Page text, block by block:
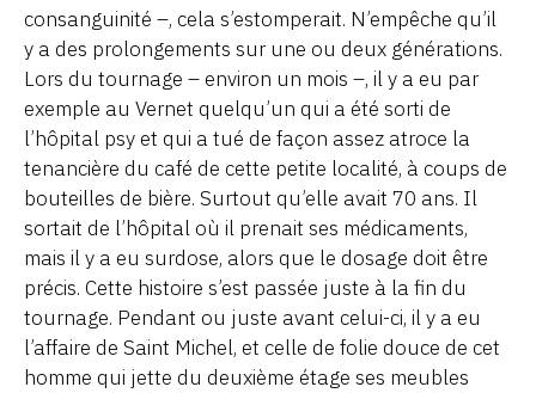
consanguinité –, cela s’estomperait. N’empêche qu’il
y a des prolongements sur une ou deux générations.
Lors du tournage – environ un mois –, il y a eu par
exemple au Vernet quelqu’un qui a été sorti de
l’hôpital psy et qui a tué de façon assez atroce la
tenancière du café de cette petite localité, à coups de
bouteilles de bière. Surtout qu’elle avait 70 ans. Il
sortait de l’hôpital où il prenait ses médicaments,
mais il y a eu surdose, alors que le dosage doit être
précis. Cette histoire s’est passée juste à la fin du
tournage. Pendant ou juste avant celui-ci, il y a eu
l’affaire de Saint Michel, et celle de folie douce de cet
homme qui jette du deuxième étage ses meubles